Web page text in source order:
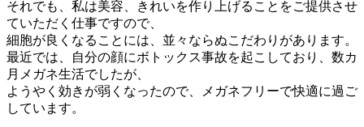
それでも、私は美容、きれいを作り上げることをご提供させ
ていただく仕事ですので、
細胞が良くなることには、並々ならぬこだわりがあります。
最近では、自分の顔にボトックス事故を起こしており、数カ
月メガネ生活でしたが、
ようやく効きが弱くなったので、メガネフリーで快適に過ご
しています。